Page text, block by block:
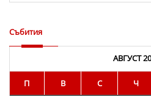
Събития
АВГУСТ
П В С Ч